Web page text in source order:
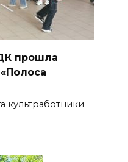
прошла
культработники